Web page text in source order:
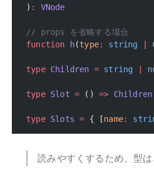
) : VNode
// props を省略する場合
function h(type: string
type Children = string
type Slot = () => Children
type Slots = { [name:
読みやすくするため、型は